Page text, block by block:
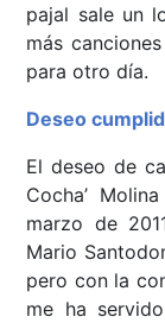
pajal sale un
más
para otro día.
Deseo
El deseo de
Cocha’
marzo de
Mario
pero con la
me ha